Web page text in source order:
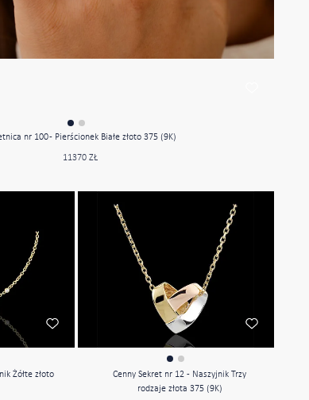
nr 100 - Pierścionek Białe złoto 375 (9K)
11370 ZŁ
Żółte złoto
Cenny Sekret nr 12 - Naszyjnik Trzy
rodzaje złota 375 (9K)